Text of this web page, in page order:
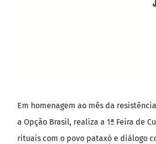
Em homenagem ao mês da
a Opção Brasil, realiza a 1ª Feira de
rituais com o povo pataxó e diálogo